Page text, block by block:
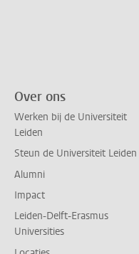
Over ons
Werken bij de Universiteit
Leiden
Steun de Universiteit Leiden
Alumni
Impact
Leiden-Delft-Erasmus
Universities